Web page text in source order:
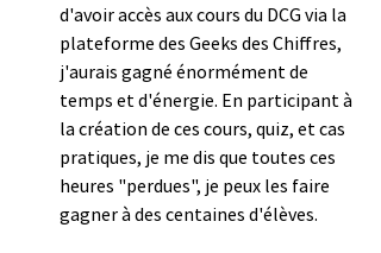
d'avoir accès aux cours du DCG via la
plateforme des Geeks des Chiffres,
j'aurais gagné énormément de
temps et d'énergie. En participant à
la création de ces cours, quiz, et cas
pratiques, je me dis que toutes ces
heures "perdues", je peux les faire
gagner à des centaines d'élèves.